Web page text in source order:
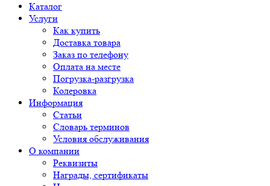
Каталог
Услуги
Как купить
Доставка товара
Заказ по телефону
Оплата на месте
Погрузка-разгрузка
Колеровка
Информация
Статьи
Словарь терминов
Условия обслуживания
О компании
Реквизиты
Награды, сертификаты